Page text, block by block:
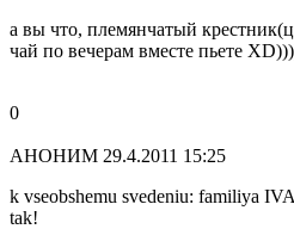
а вы что, племянчатый
чай по вечерам вместе пьете
0
АНОНИМ 29.4.2011 15:25
k vseobshemu svedeniu: familiya
tak!